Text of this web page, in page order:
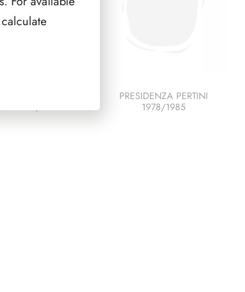
2006/2013
PRESIDENZA PERTINI
1978/1985